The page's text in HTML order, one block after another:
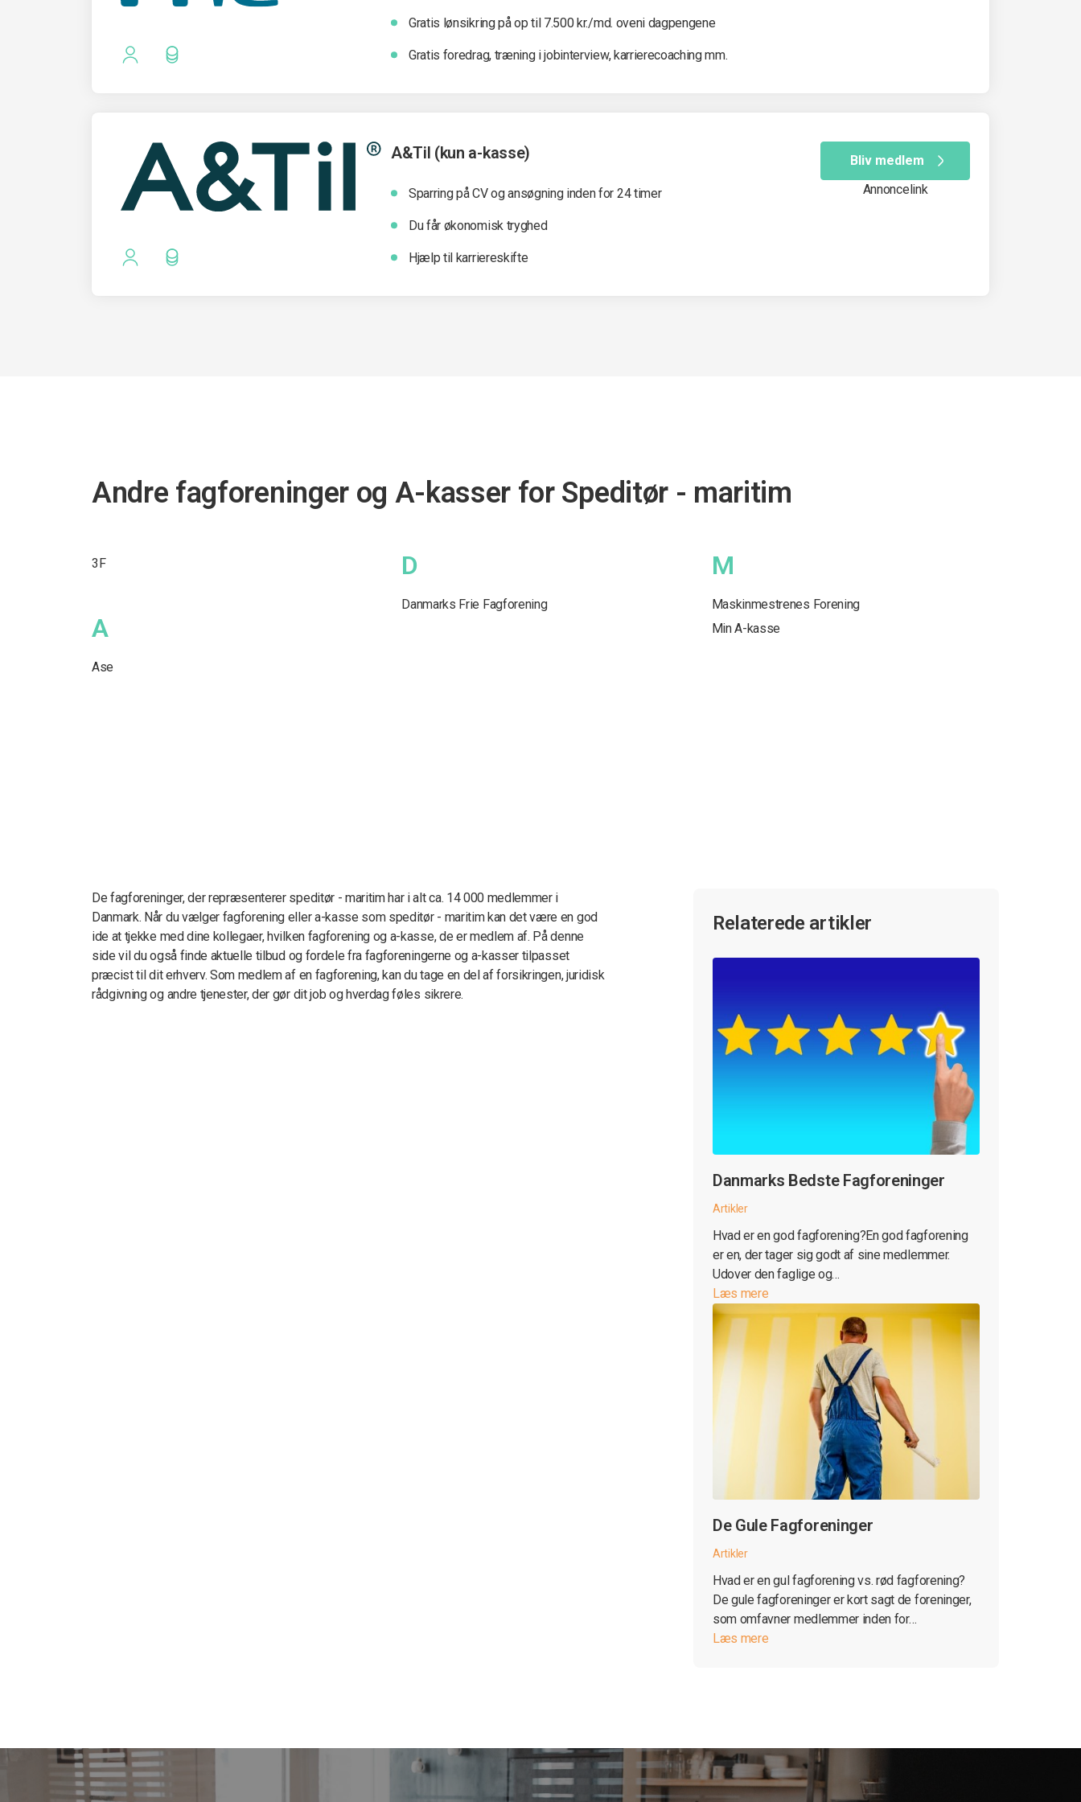
Gratis lønsikring på op til 7.500 kr./md. oveni dagpengene
Gratis foredrag, træning i jobinterview, karrierecoaching mm.
A&Til (kun a-kasse)
Sparring på CV og ansøgning inden for 24 timer
Du får økonomisk tryghed
Hjælp til karriereskifte
Bliv medlem
Annoncelink
Andre fagforeninger og A-kasser for Speditør - maritim
3F
A
Ase
D
Danmarks Frie Fagforening
M
Maskinmestrenes Forening
Min A-kasse
De fagforeninger, der repræsenterer speditør - maritim har i alt ca. 14 000 medlemmer i
Danmark. Når du vælger fagforening eller a-kasse som speditør - maritim kan det være en god
ide at tjekke med dine kollegaer, hvilken fagforening og a-kasse, de er medlem af. På denne
side vil du også finde aktuelle tilbud og fordele fra fagforeningerne og a-kasser tilpasset
præcist til dit erhverv. Som medlem af en fagforening, kan du tage en del af forsikringen, juridisk
rådgivning og andre tjenester, der gør dit job og hverdag føles sikrere.
Relaterede artikler
Danmarks Bedste Fagforeninger
Artikler
Hvad er en god fagforening?En god fagforening
er en, der tager sig godt af sine medlemmer.
Udover den faglige og…
Læs mere
De Gule Fagforeninger
Artikler
Hvad er en gul fagforening vs. rød fagforening?
De gule fagforeninger er kort sagt de foreninger,
som omfavner medlemmer inden for…
Læs mere